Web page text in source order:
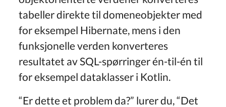
tabeller direkte til domeneobjekter med
for eksempel Hibernate, mens i den
funksjonelle verden konverteres
resultatet av SQL-spørringer én-til-én til
for eksempel dataklasser i Kotlin.
“Er dette et problem da?” lurer du, “Det